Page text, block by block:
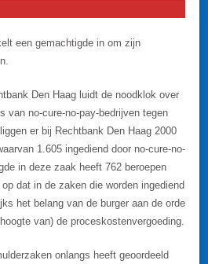
een gemachtigde in om zijn
Den Haag luidt de noodklok over
van no-cure-no-pay-bedrijven tegen
er bij Rechtbank Den Haag 2000
1.605 ingediend door no-cure-no-
in deze zaak heeft 762 beroepen
dat in de zaken die worden ingediend
het belang van de burger aan de orde
van) de proceskostenvergoeding.
onlangs heeft geoordeeld